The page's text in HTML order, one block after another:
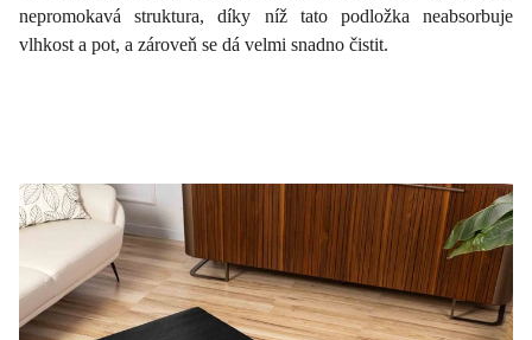
nepromokavá struktura, díky níž tato podložka neabsorbuje
vlhkost a pot, a zároveň se dá velmi snadno čistit.